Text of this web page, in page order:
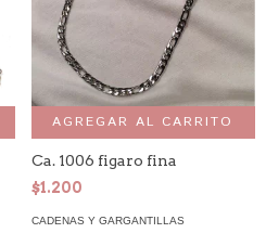
AGREGAR AL CARRITO
Ca. 1006 figaro fina
$1.200
CADENAS Y GARGANTILLAS